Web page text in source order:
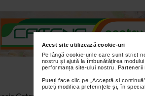
Acest site utilizează cookie-uri
Pe lângă cookie-urile care sunt strict
nostru și ajută la îmbunătățirea
performanța site-ului nostru.
Puteți face clic pe „Acceptă si
puteți modifica preferințele și, în